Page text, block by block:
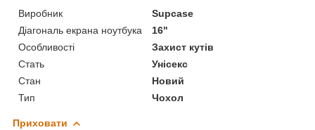
Виробник
Supcase
Діагональ екрана ноутбука
16"
Особливості
Захист кутів
Стать
Унісекс
Стан
Новий
Тип
Чохол
Приховати